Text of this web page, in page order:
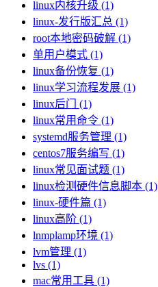
linux内核升级 (1)
linux-发行版汇总 (1)
root本地密码破解 (1)
单用户模式 (1)
linux备份恢复 (1)
linux学习流程发展 (1)
linux后门 (1)
linux常用命令 (1)
systemd服务管理 (1)
centos7服务编写 (1)
linux常见面试题 (1)
linux检测硬件信息脚本 (1)
linux-硬件篇 (1)
linux高阶 (1)
lnmplamp环境 (1)
lvm管理 (1)
lvs (1)
mac常用工具 (1)